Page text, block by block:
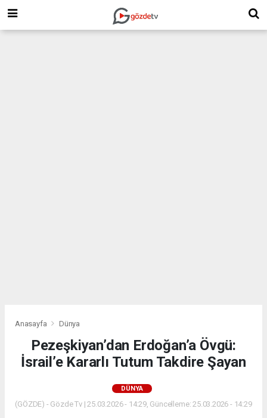
Anasayfa Dünya
Pezeşkiyan’dan Erdoğan’a Övgü:
İsrail’e Kararlı Tutum Takdire Şayan
DÜNYA
(GÖZDE) - Gözde Tv | 25.03.2026 - 14:29, Güncelleme: 25.03.2026 - 14:29